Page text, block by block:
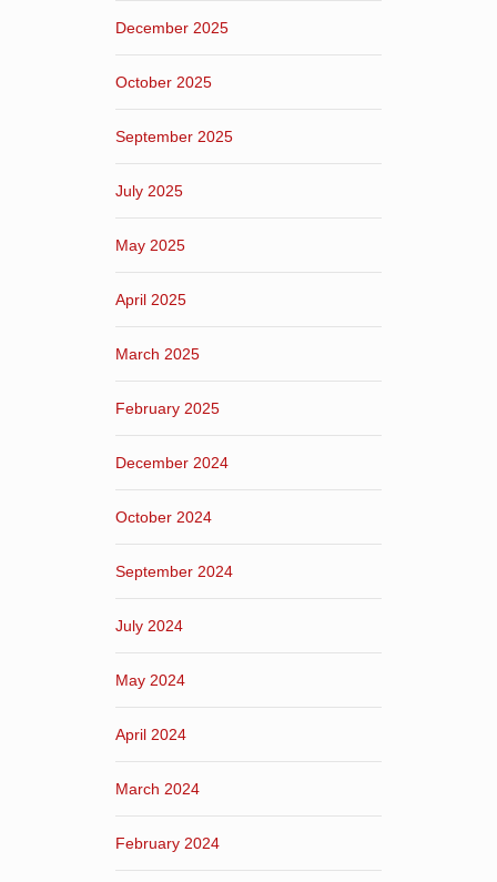
December 2025
October 2025
September 2025
July 2025
May 2025
April 2025
March 2025
February 2025
December 2024
October 2024
September 2024
July 2024
May 2024
April 2024
March 2024
February 2024